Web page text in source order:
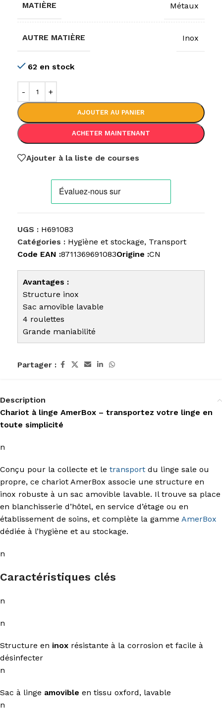
MATIÈRE Métaux
AUTRE MATIÈRE Inox
62 en stock
AJOUTER AU PANIER
ACHETER MAINTENANT
Ajouter à la liste de courses
UGS : H691083
Catégories : Hygiène et stockage, Transport
Code EAN :8711369691083Origine :CN
Avantages :
Structure inox
Sac amovible lavable
4 roulettes
Grande maniabilité
Partager :
Description
Chariot à linge AmerBox – transportez votre linge en
toute simplicité
n
Conçu pour la collecte et le transport du linge sale ou
propre, ce chariot AmerBox associe une structure en
inox robuste à un sac amovible lavable. Il trouve sa place
en blanchisserie d’hôtel, en service d’étage ou en
établissement de soins, et complète la gamme AmerBox
dédiée à l’hygiène et au stockage.
n
Caractéristiques clés
n
n
Structure en inox résistante à la corrosion et facile à
désinfecter
n
Sac à linge amovible en tissu oxford, lavable
n